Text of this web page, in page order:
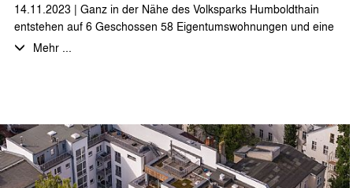
14.11.2023 | Ganz in der Nähe des Volksparks Humboldthain
entstehen auf 6 Geschossen 58 Eigentumswohnungen und eine
Gewerbeeinheit. Dabei wird ein Bestandsgebäude kernsaniert
werden die Leistungsphasen 3-5 erbracht.
Mehr ...